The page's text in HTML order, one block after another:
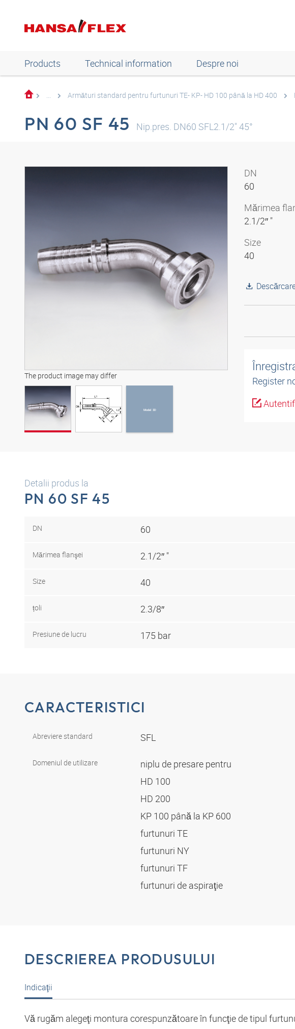
Products Technical information Despre noi
... Armături standard pentru furtunuri TE- KP- HD 100 până la HD 400
PN 60 SF 45 Nip.pres. DN60 SFL2.1/2" 45°
The product image may differ
Model 3D
DN
60
Mărimea
2.1/2″ "
Size
40
Register
Detalii produs la
PN 60 SF 45
DN 60
Mărimea flanşei 2.1/2″ "
Size 40
țoli 2.3/8″
Presiune de lucru 175 bar
CARACTERISTICI
Abreviere standard SFL
Domeniul de utilizare
niplu de presare pentru
HD 100
HD 200
KP 100 până la KP 600
furtunuri TE
furtunuri NY
furtunuri TF
furtunuri de aspiraţie
DESCRIEREA PRODUSULUI
Indicaţii
Vă rugăm alegeţi montura corespunzătoare în funcţie de tipul